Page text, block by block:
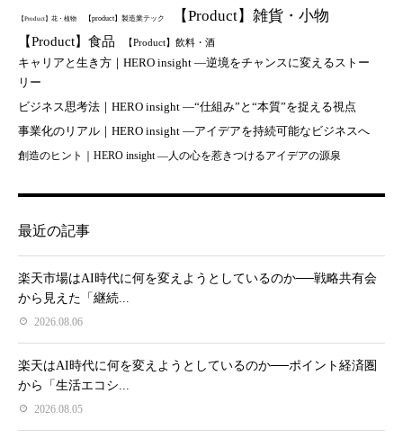
【Product】花・植物 【product】製造業テック 【Product】雑貨・小物
【Product】食品 【Product】飲料・酒
キャリアと生き方｜HERO insight —逆境をチャンスに変えるストー
リー
ビジネス思考法｜HERO insight —“仕組み”と“本質”を捉える視点
事業化のリアル｜HERO insight —アイデアを持続可能なビジネスへ
創造のヒント｜HERO insight —人の心を惹きつけるアイデアの源泉
最近の記事
楽天市場はAI時代に何を変えようとしているのか──戦略共有会
から見えた「継続...
2026.08.06
楽天はAI時代に何を変えようとしているのか──ポイント経済圏
から「生活エコシ...
2026.08.05